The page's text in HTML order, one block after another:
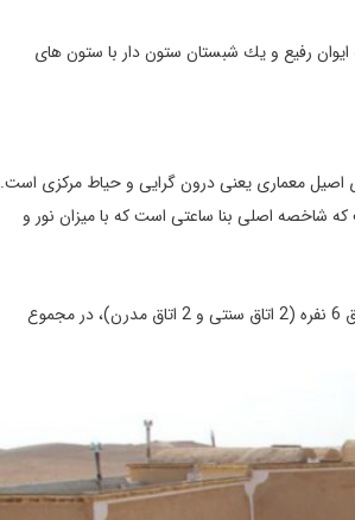
رفيع و يك شبستان ستون دار با ستون های
اصيل معماری يعنی درون گرايی و حياط مركزی است.
كه شاخصه اصلی بنا ساعتی است كه با ميزان نور و
اقامتگاه بوم گردی راویج در کویر سه قلعه سرایان، در روستایی به نام راویج واقع شده و با دارا بودن 4 اتاق 6 نفره (2 اتاق سنتی و 2 اتاق مدرن)، در مجموع